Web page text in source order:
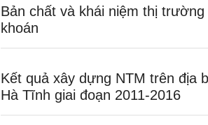
Bản chất và khái niệm thị trường
khoán
Kết quả xây dựng NTM trên địa
Hà Tĩnh giai đoạn 2011-2016